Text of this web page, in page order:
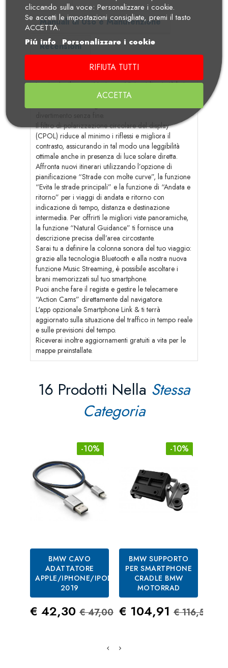
Manuali di Uso e Manutenzione
Recensioni
Lascia che il nuovo Navigator VI ti guidi nei più bei
tour della tua vita. L'ampio touchscreen 5 pollici ti
Il filtro di polarizzazione circolare del display
(CPOL) riduce al minimo i riflessi e migliora il
contrasto, assicurando in tal modo una leggibilità
ottimale anche in presenza di luce solare diretta.
Affronta nuovi itinerari utilizzando l’opzione di
pianificazione “Strade con molte curve”, la funzione
“Evita le strade principali” e la funzione di “Andata e
ritorno” per i viaggi di andata e ritorno con
indicazione di tempo, distanza e destinazione
intermedia. Per offrirti le migliori viste panoramiche,
la funzione “Natural Guidance” ti fornisce una
descrizione precisa dell’area circostante.
Sarai tu a definire la colonna sonora del tuo viaggio:
grazie alla tecnologia Bluetooth e alla nostra nuova
funzione Music Streaming, è possibile ascoltare i
brani memorizzati sul tuo smartphone.
Puoi anche fare il regista e gestire le telecamere
“Action Cams” direttamente dal navigatore.
L'app opzionale Smartphone Link & ti terrà
aggiornato sulla situazione del traffico in tempo reale
e sulle previsioni del tempo.
Riceverai inoltre aggiornamenti gratuiti a vita per le
mappe preinstallate.
16 Prodotti Nella Stessa
Categoria
-10%
BMW CAVO
ADATTATORE
APPLE/IPHONE/IPOD
2019
Prezzo
€ 42,30 Prezzo Standard
€ 47,00
-10%
BMW SUPPORTO
PER SMARTPHONE
CRADLE BMW
MOTORRAD
Prezzo
€ 104,91 Prezzo
€ 116,57
cliccando sulla voce: Personalizzare i cookie.
Se accetti le impostazioni consigliate, premi il tasto
ACCETTA.
Piú info
Personalizzare i cookie
RIFIUTA TUTTI
ACCETTA